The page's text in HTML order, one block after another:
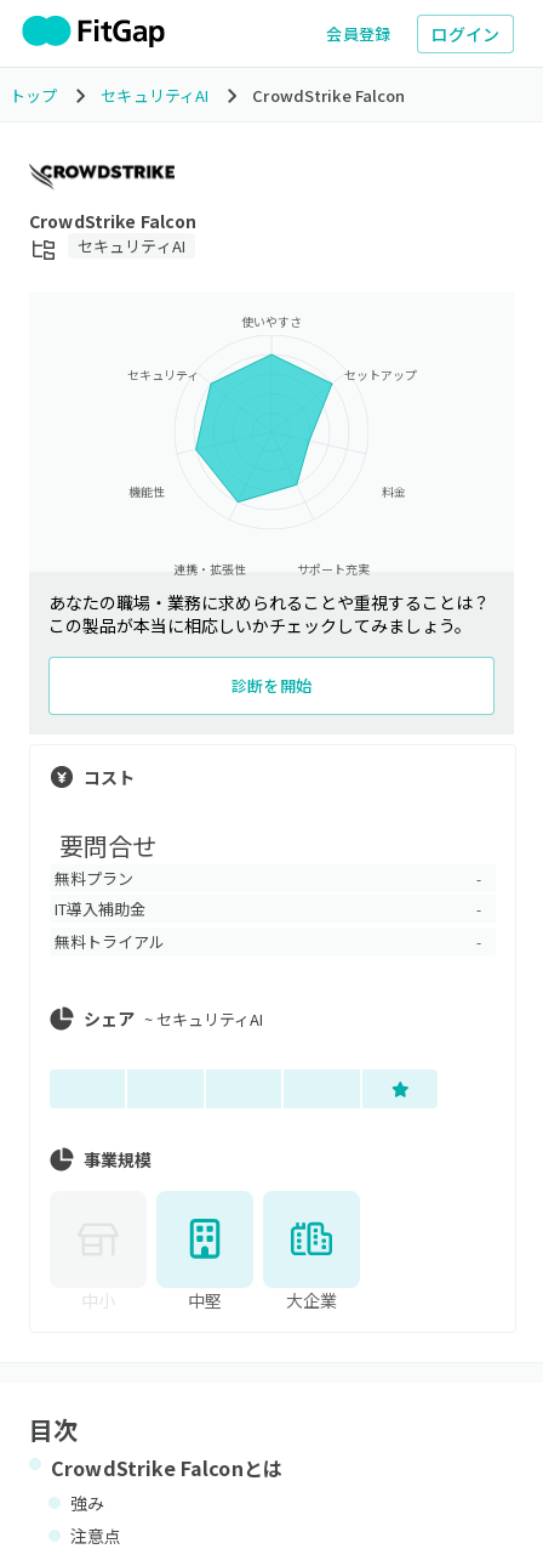
会員登録 ログイン
トップ セキュリティAI CrowdStrike Falcon
CrowdStrike Falcon
セキュリティAI
使いやすさ
セットアップ
料金
サポート充実
連携・拡張性
機能性
セキュリティ
あなたの職場・業務に求められることや重視することは？
この製品が本当に相応しいかチェックしてみましょう。
診断を開始
コスト
要問合せ
無料プラン -
IT導入補助金 -
無料トライアル -
シェア ~ セキュリティAI
事業規模
中小 中堅 大企業
目次
CrowdStrike Falconとは
強み
注意点